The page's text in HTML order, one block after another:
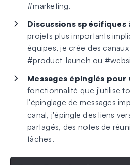
#marketing.
Discussions spécifiques
projets plus importants
équipes, je crée des
#product-launch ou
Messages épinglés
fonctionnalité que j'utilise
l'épinglage de messages
canal, j'épingle des liens
partagés, des notes de
tâches.